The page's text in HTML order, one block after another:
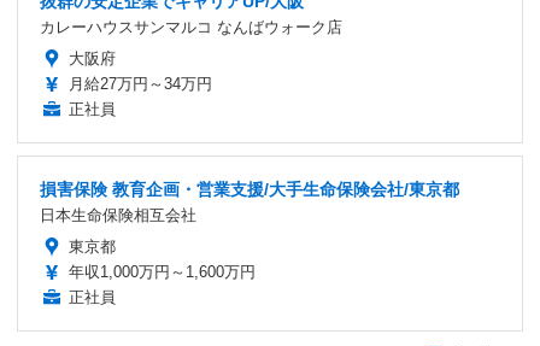
カレーハウスサンマルコ なんばウォーク店
大阪府
月給27万円～34万円
正社員
損害保険 教育企画・営業支援/大手生命保険会社/東京都
日本生命保険相互会社
東京都
年収1,000万円～1,600万円
正社員